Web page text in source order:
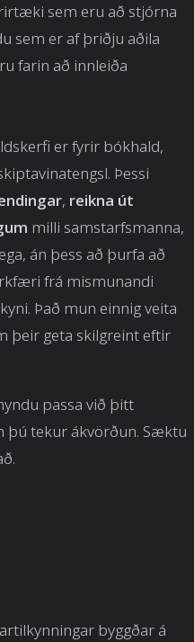
sem eru að stjórna
sem er af þriðju aðila
farin að innleiða
er fyrir bókhald,
Þessi
, reikna út
milli samstarfsmanna,
án þess að þurfa að
frá mismunandi
Það mun einnig veita
þeir geta skilgreint eftir
passa við þitt
þú tekur ákvörðun. Sæktu
byggðar á